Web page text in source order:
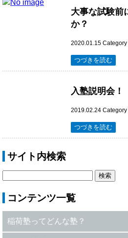
大事な試験前
か？
2020.01.15 Category
つづきを読む
入塾説明会！
2019.02.24 Category
つづきを読む
サイト内検索
コンテンツ一覧
稲荷塾ってどんな塾？